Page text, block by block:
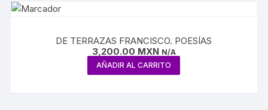
DE TERRAZAS FRANCISCO. POESÍAS
3,200.00 MXN N/A
AÑADIR AL CARRITO